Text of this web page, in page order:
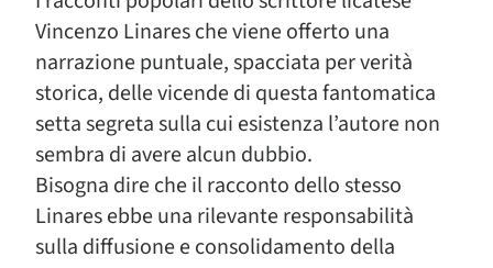
Vincenzo Linares che viene offerto una
narrazione puntuale, spacciata per verità
storica, delle vicende di questa fantomatica
setta segreta sulla cui esistenza l’autore non
sembra di avere alcun dubbio.
Bisogna dire che il racconto dello stesso
Linares ebbe una rilevante responsabilità
sulla diffusione e consolidamento della